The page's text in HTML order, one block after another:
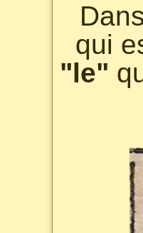
qui
"le"